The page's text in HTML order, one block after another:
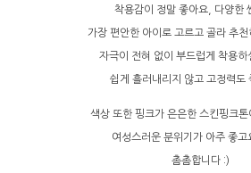
착용감이 정말 좋아요, 다양한
가장 편안한 아이로 고르고 골라 추천
자극이 전혀 없이 부드럽게 착용하
쉽게 흘러내리지 않고 고정력도
색상 또한 핑크가 은은한 스킨핑크
여성스러운 분위기가 아주 좋고
촘촘합니다 :)